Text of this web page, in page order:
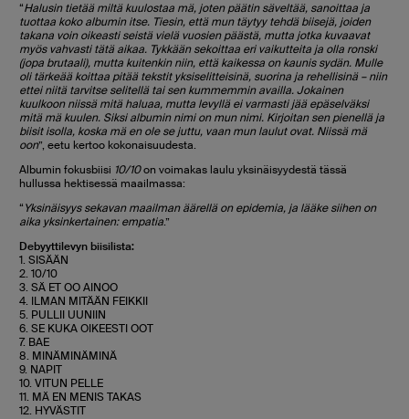
“Halusin tietää miltä kuulostaa mä, joten päätin säveltää, sanoittaa ja
tuottaa koko albumin itse. Tiesin, että mun täytyy tehdä biisejä, joiden
takana voin oikeasti seistä vielä vuosien päästä, mutta jotka kuvaavat
myös vahvasti tätä aikaa. Tykkään sekoittaa eri vaikutteita ja olla ronski
(jopa brutaali), mutta kuitenkin niin, että kaikessa on kaunis sydän. Mulle
oli tärkeää koittaa pitää tekstit yksiselitteisinä, suorina ja rehellisinä – niin
ettei niitä tarvitse selitellä tai sen kummemmin availla. Jokainen
kuulkoon niissä mitä haluaa, mutta levyllä ei varmasti jää epäselväksi
mitä mä kuulen. Siksi albumin nimi on mun nimi. Kirjoitan sen pienellä ja
biisit isolla, koska mä en ole se juttu, vaan mun laulut ovat. Niissä mä
oon”, eetu kertoo kokonaisuudesta.
Albumin fokusbiisi 10/10on voimakas laulu yksinäisyydestä tässä
hullussa hektisessä maailmassa:
“Yksinäisyys sekavan maailman äärellä on epidemia, ja lääke siihen on
aika yksinkertainen: empatia.”
Debyyttilevyn biisilista:
1. SISÄÄN
2. 10/10
3. SÄ ET OO AINOO
4. ILMAN MITÄÄN FEIKKII
5. PULLII UUNIIN
6. SE KUKA OIKEESTI OOT
7. BAE
8. MINÄMINÄMINÄ
9. NAPIT
10. VITUN PELLE
11. MÄ EN MENIS TAKAS
12. HYVÄSTIT